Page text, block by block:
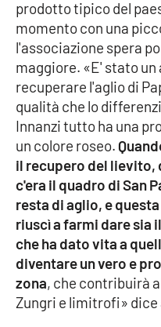
prodotto tipico del
momento con una
l'associazione spera
maggiore. «E' stato un
recuperare l'aglio di
qualità che lo
Innanzi tutto ha una
un colore roseo.
il recupero del lievito,
c'era il quadro di San
resta di aglio, e
riuscì a farmi dare sia
che ha dato vita a
diventare un vero e
zona, che contribuirà
Zungri e limitrofi» dice